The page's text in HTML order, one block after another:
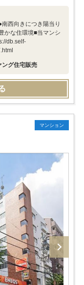
西向きにつき陽当り
かな住環境■当マンシ
db.self-
ング住宅販売
マンション